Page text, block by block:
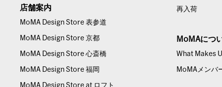
店舗案内
MoMA Design Store 表参道
MoMA Design Store 京都
MoMA Design Store 心斎橋
MoMA Design Store 福岡
MoMA Design Store at ロフト
再入荷
MoMAにつ
What Makes
MoMAメンバ